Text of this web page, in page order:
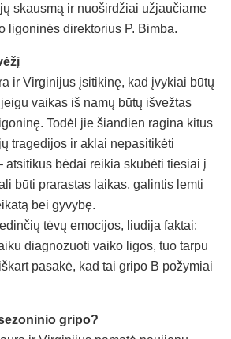
skausmą ir nuoširdžiai užjaučiame
ligoninės direktorius P. Bimba.
ir Virginijus įsitikinę, kad įvykiai būtų
vaikas iš namų būtų išvežtas
Todėl jie šiandien ragina kitus
tragedijos ir aklai nepasitikėti
atsitikus bėdai reikia skubėti tiesiai į
būti prarastas laikas, galintis lemti
bei gyvybę.
tėvų emocijos, liudija faktai:
diagnozuoti vaiko ligos, tuo tarpu
pasakė, kad tai gripo B požymiai
gripo?